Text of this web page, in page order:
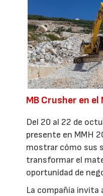
MB Crusher en el
Del 20 al 22 de
presente en MMH
mostrar cómo sus
transformar el
oportunidad de
La compañía invita